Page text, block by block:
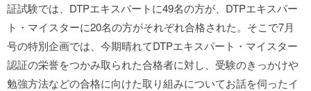
証試験では、DTPエキスパートに49名の方が、DTPエキスパー
ト・マイスターに20名の方がそれぞれ合格された。そこで7月
号の特別企画では、今期晴れてDTPエキスパート・マイスター
認証の栄誉をつかみ取られた合格者に対し、受験のきっかけや
勉強方法などの合格に向けた取り組みについてお話を伺ったイ